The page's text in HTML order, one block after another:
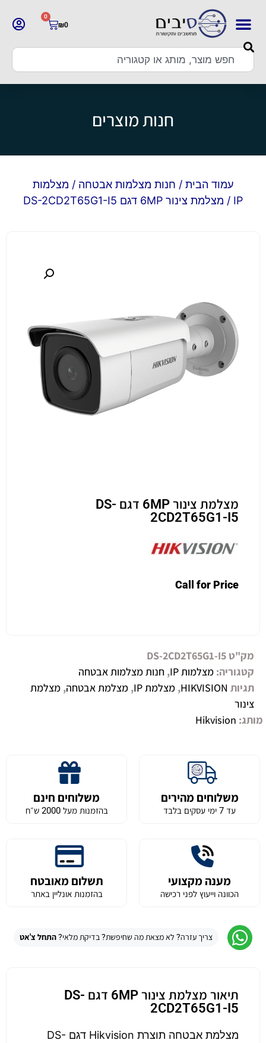
₪0
0
חנות מוצרים
עמוד הבית / חנות מצלמות אבטחה / מצלמות
IP / מצלמת צינור 6MP דגם DS-2CD2T65G1-I5
מצלמת צינור 6MP דגם DS-
2CD2T65G1-I5
Call for Price
מק"ט DS-2CD2T65G1-I5
קטגוריה: מצלמות IP , חנות מצלמות אבטחה
תגיות HIKVISION
, מצלמת IP , מצלמת אבטחה, מצלמת
צינור
מותג: Hikvision
משלוחים מהירים
עד 7 ימי עסקים בלבד
משלוחים חינם
בהזמנות מעל 2000 ש״ח
מענה מקצועי
הכוונה וייעוץ לפני רכישה
תשלום מאובטח
בהזמנות אונליין באתר
צריך עזרה? לא מצאת מה שחיפשת? בדיקת מלאי?התחל צ'אט
תיאור מצלמת צינור 6MP דגם DS-
2CD2T65G1-I5
מצלמת אבטחה תוצרת Hikvision דגם DS-